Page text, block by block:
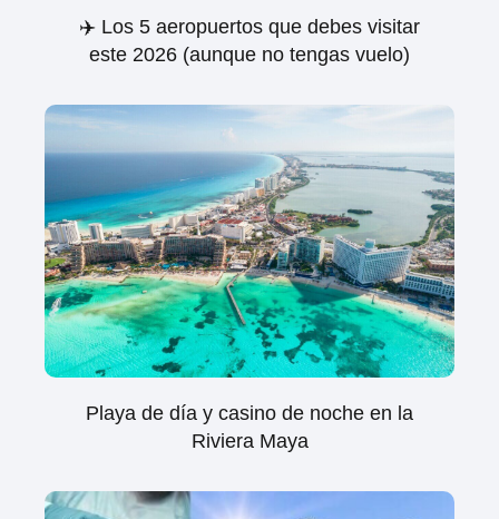
✈️ Los 5 aeropuertos que debes visitar
este 2026 (aunque no tengas vuelo)
Playa de día y casino de noche en la
Riviera Maya